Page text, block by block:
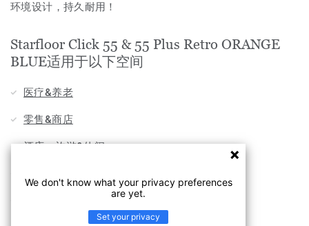
环境设计，持久耐用！
Starfloor Click 55 & 55 Plus Retro ORANGE
BLUE适用于以下空间
医疗&养老
零售&商店
酒店，旅游&休闲
We don't know what your privacy preferences
are yet.
Set your privacy